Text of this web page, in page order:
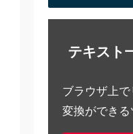
テキスト
ブラウザ上
変換ができる